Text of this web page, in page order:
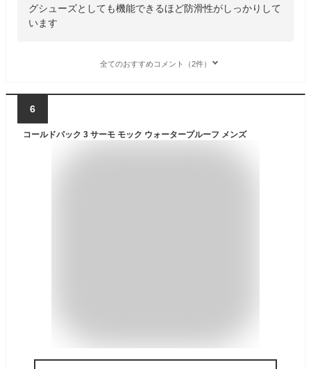
グシューズとしても機能できるほど防滑性がしっかりして
います
全てのおすすめコメント（2件）
6
コールドパック 3 サーモ モック ウォータープルーフ メンズ